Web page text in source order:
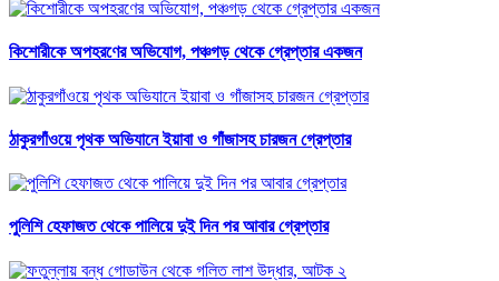
কিশোরীকে অপহরণের অভিযোগ, পঞ্চগড় থেকে গ্রেপ্তার একজন
ঠাকুরগাঁওয়ে পৃথক অভিযানে ইয়াবা ও গাঁজাসহ চারজন গ্রেপ্তার
পুলিশি হেফাজত থেকে পালিয়ে দুই দিন পর আবার গ্রেপ্তার